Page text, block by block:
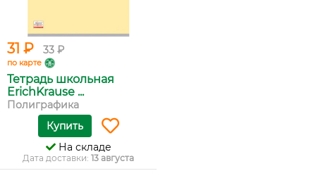
31 ₽ 33 ₽
по карте
Тетрадь школьная
ErichKrause ...
Полиграфика
Купить
На складе
Дата доставки: 13 августа